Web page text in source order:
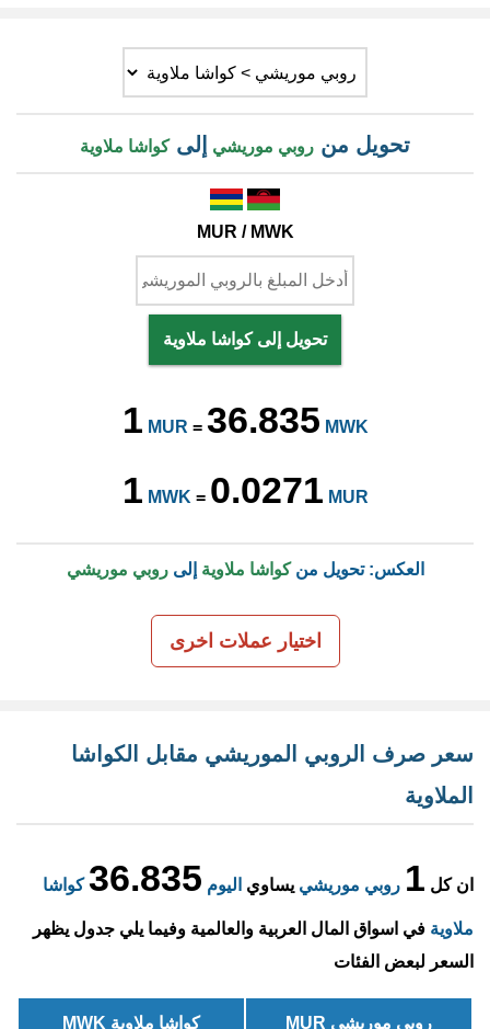
تحويل من روبي موريشي إلىكواشا ملاوية
MUR / MWK
تحويل إلى كواشا ملاوية
1 MUR = 36.835 MWK
1 MWK = 0.0271 MUR
العكس: تحويل منكواشا ملاوية إلىروبي موريشي
اختيار عملات اخرى
سعر صرف الروبي الموريشي مقابل الكواشا
الملاوية
ان كل 1 روبي موريشي يساوي اليوم 36.835 كواشا
ملاوية في اسواق المال العربية والعالمية وفيما يلي جدول يظهر
السعر لبعض الفئات
روبي موريشي MUR كواشا ملاوية MWK